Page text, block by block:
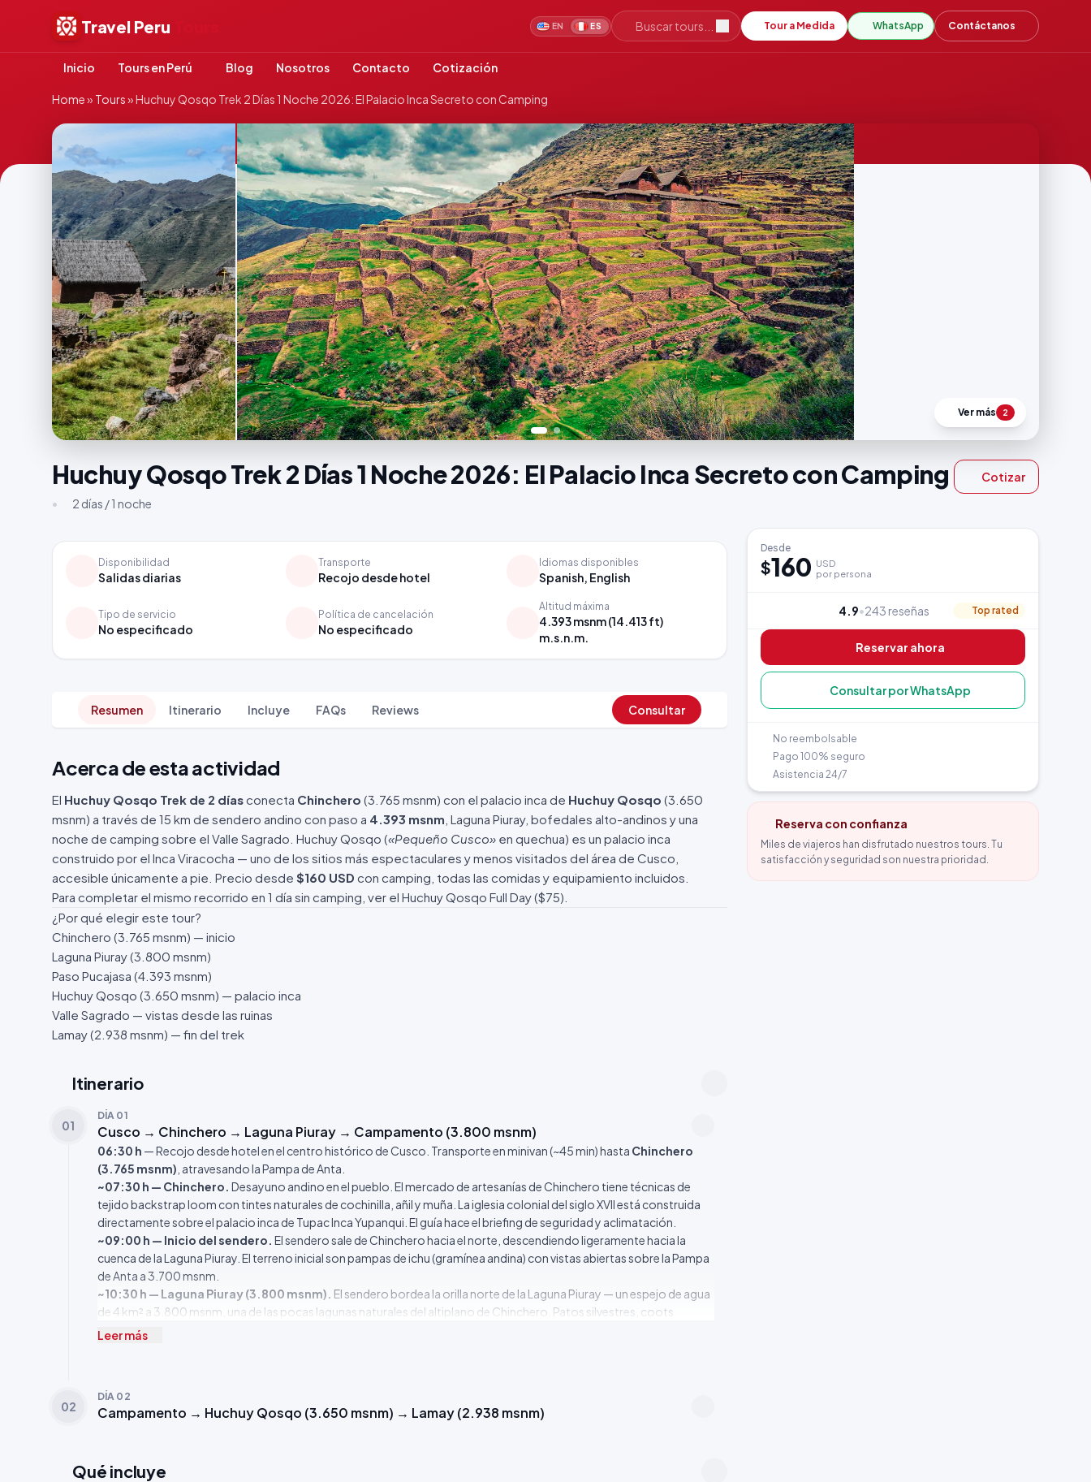
Travel Peru EN ES Buscar tours... Tour a Medida WhatsApp Contáctanos
Inicio Tours en Perú Blog Nosotros Contacto Cotización
Home» Tours»Huchuy Qosqo Trek 2 Días 1 Noche 2026: El Palacio Inca Secreto con Camping
Ver más 2
Huchuy Qosqo Trek 2 Días 1 Noche 2026: El Palacio Inca Secreto con Camping
• 2 días / 1 noche
Cotizar
Disponibilidad
Salidas diarias
Transporte
Recojo desde hotel
Idiomas disponibles
Spanish, English
Tipo de servicio
No especificado
Política de cancelación
No especificado
Altitud máxima
4.393 msnm (14.413 ft)
m.s.n.m.
Resumen Itinerario Incluye FAQs Reviews Consultar
Acerca de esta actividad
El Huchuy Qosqo Trek de 2 díasconecta Chinchero (3.765 msnm) con el palacio inca de Huchuy Qosqo (3.650
msnm) a través de 15 km de sendero andino con paso a 4.393 msnm , Laguna Piuray, bofedales alto-andinos y una
noche de camping sobre el Valle Sagrado. Huchuy Qosqo («Pequeño Cusco» en quechua) es un palacio inca
construido por el Inca Viracocha — uno de los sitios más espectaculares y menos visitados del área de Cusco,
accesible únicamente a pie. Precio desde $160 USD con camping, todas las comidas y equipamiento incluidos.
Para completar el mismo recorrido en 1 día sin camping, ver el Huchuy Qosqo Full Day($75).
¿Por qué elegir este tour?
Chinchero (3.765 msnm) — inicio
Laguna Piuray (3.800 msnm)
Paso Pucajasa (4.393 msnm)
Huchuy Qosqo (3.650 msnm) — palacio inca
Valle Sagrado — vistas desde las ruinas
Lamay (2.938 msnm) — fin del trek
Itinerario
01
DÍA 01
Cusco → Chinchero → Laguna Piuray → Campamento (3.800 msnm)
06:30 h — Recojo desde hotel en el centro histórico de Cusco. Transporte en minivan (~45 min) hasta Chinchero
(3.765 msnm) , atravesando la Pampa de Anta.
~07:30 h — Chinchero. Desayuno andino en el pueblo. El mercado de artesanías de Chinchero tiene técnicas de
tejido backstrap loom con tintes naturales de cochinilla, añil y muña. La iglesia colonial del siglo XVII está construida
directamente sobre el palacio inca de Tupac Inca Yupanqui. El guía hace el briefing de seguridad y aclimatación.
~09:00 h — Inicio del sendero. El sendero sale de Chinchero hacia el norte, descendiendo ligeramente hacia la
cuenca de la Laguna Piuray. El terreno inicial son pampas de ichu (gramínea andina) con vistas abiertas sobre la Pampa
de Anta a 3.700 msnm.
~10:30 h — Laguna Piuray (3.800 msnm). El sendero bordea la orilla norte de la Laguna Piuray — un espejo de agua
de 4 km² a 3.800 msnm, una de las pocas lagunas naturales del altiplano de Chinchero. Patos silvestres, coots
andinos (
~14:00 h — Ascenso al Paso Pucajasa (4.393 msnm).
gradual pero constante. El terreno cambia de pampa abierta a pastizales rocosos de alta montaña con
~16:30 h — Campamento (3.800–4.000 msnm, sector Pucajasa).
Leer más
02
DÍA 02
Campamento → Huchuy Qosqo (3.650 msnm) → Lamay (2.938 msnm)
Qué incluye
Desde
$160 USD
por persona
4.9•243 reseñas Top rated
Reservar ahora
Consultar por WhatsApp
No reembolsable
Pago 100% seguro
Asistencia 24/7
Reserva con confianza
Miles de viajeros han disfrutado nuestros tours. Tu
satisfacción y seguridad son nuestra prioridad.